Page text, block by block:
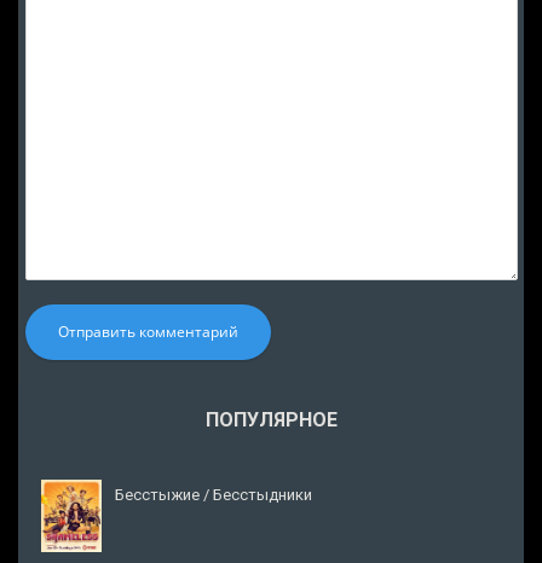
Отправить комментарий
ПОПУЛЯРНОЕ
Бесстыжие / Бесстыдники